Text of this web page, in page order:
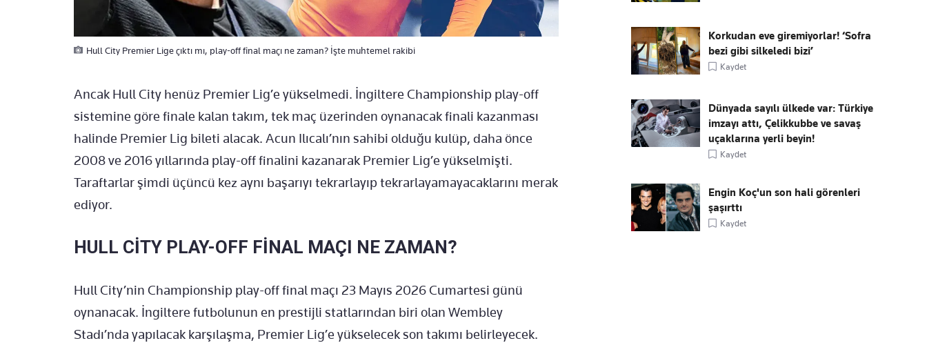
Hull City Premier Lige çıktı mı, play-off final maçı ne zaman? İşte muhtemel rakibi
Ancak Hull City henüz Premier Lig’e yükselmedi. İngiltere Championship play-off
sistemine göre finale kalan takım, tek maç üzerinden oynanacak finali kazanması
halinde Premier Lig bileti alacak. Acun Ilıcalı’nın sahibi olduğu kulüp, daha önce
2008 ve 2016 yıllarında play-off finalini kazanarak Premier Lig’e yükselmişti.
Taraftarlar şimdi üçüncü kez aynı başarıyı tekrarlayıp tekrarlayamayacaklarını merak
ediyor.
HULL CİTY PLAY-OFF FİNAL MAÇI NE ZAMAN?
Hull City’nin Championship play-off final maçı 23 Mayıs 2026 Cumartesi günü
oynanacak. İngiltere futbolunun en prestijli statlarından biri olan Wembley
Stadı’nda yapılacak karşılaşma, Premier Lig’e yükselecek son takımı belirleyecek.
Korkudan eve giremiyorlar! ‘Sofra
bezi gibi silkeledi bizi’
Kaydet
Dünyada sayılı ülkede var: Türkiye
imzayı attı, Çelikkubbe ve savaş
uçaklarına yerli beyin!
Kaydet
Engin Koç'un son hali görenleri
şaşırttı
Kaydet